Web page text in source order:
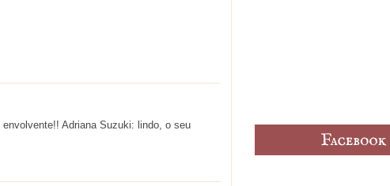
Adriana Suzuki: lindo, o seu